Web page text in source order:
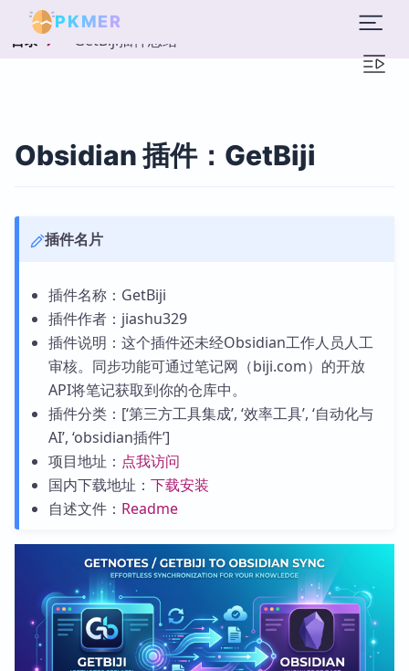
PKMER
目录 GetBiji插件总结
Obsidian 插件：GetBiji
插件名片
插件名称：GetBiji
插件作者：jiashu329
插件说明：这个插件还未经Obsidian工作人员人工
审核。同步功能可通过笔记网（biji.com）的开放
API将笔记获取到你的仓库中。
插件分类：[‘第三方工具集成’, ‘效率工具’, ‘自动化与
AI’, ‘obsidian插件’]
项目地址： 点我访问
国内下载地址： 下载安装
自述文件： Readme